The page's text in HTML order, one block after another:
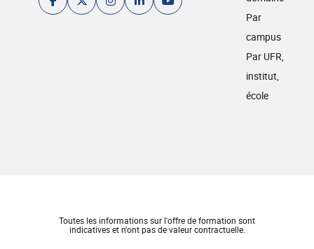
Par
campus
Par UFR,
institut,
école
Toutes les informations sur l'offre de formation sont
indicatives et n'ont pas de valeur contractuelle.